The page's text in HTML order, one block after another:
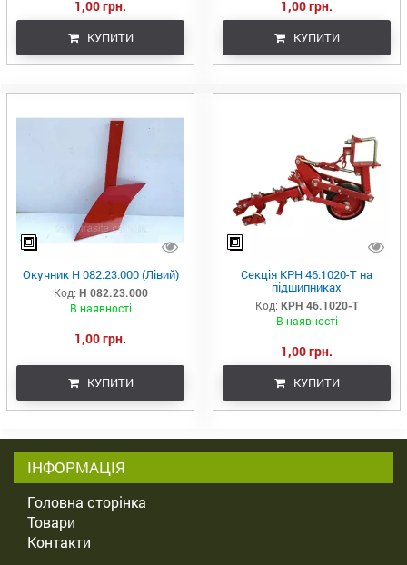
1,00 грн.
КУПИТИ
1,00 грн.
КУПИТИ
Окучник Н 082.23.000 (Лівий)
Код: Н 082.23.000
В наявності
1,00 грн.
КУПИТИ
Секція КРН 46.1020-Т на
підшипниках
Код: КРН 46.1020-Т
В наявності
1,00 грн.
КУПИТИ
ІНФОРМАЦІЯ
Головна сторінка
Товари
Контакти